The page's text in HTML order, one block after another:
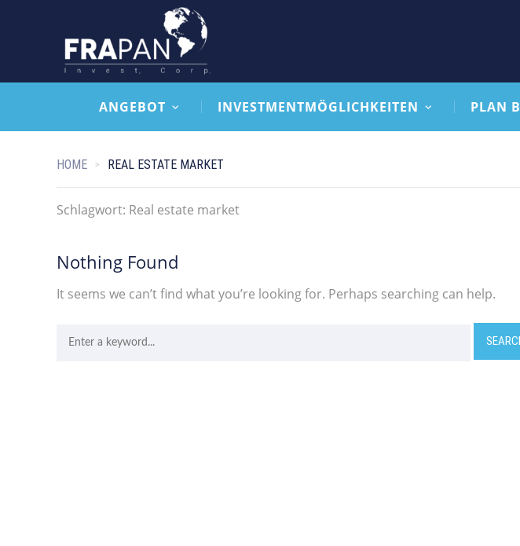
ANGEBOT INVESTMENTMÖGLICHKEITEN PLAN B
HOME REAL ESTATE MARKET
Schlagwort: Real estate market
Nothing Found
It seems we can’t find what you’re looking for. Perhaps searching can help.